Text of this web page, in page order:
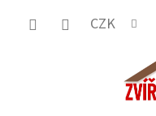
CZK